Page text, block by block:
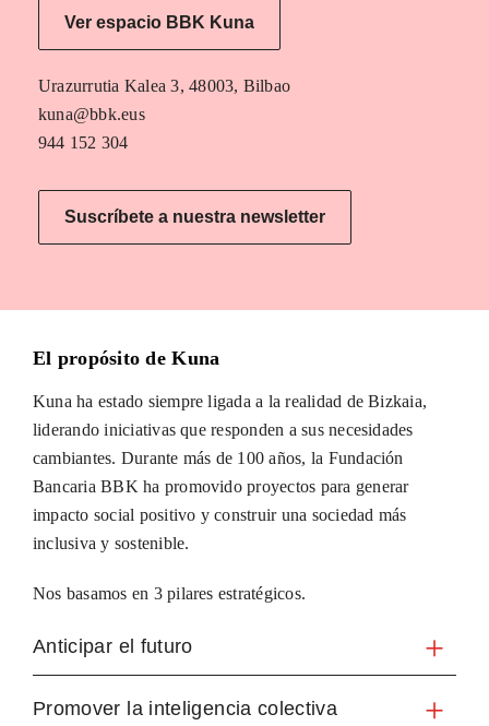
Ver espacio BBK Kuna
Urazurrutia Kalea 3, 48003, Bilbao
kuna@bbk.eus
944 152 304
Suscríbete a nuestra newsletter
El propósito de Kuna
Kuna ha estado siempre ligada a la realidad de Bizkaia,
liderando iniciativas que responden a sus necesidades
cambiantes. Durante más de 100 años, la Fundación
Bancaria BBK ha promovido proyectos para generar
impacto social positivo y construir una sociedad más
inclusiva y sostenible.
Nos basamos en 3 pilares estratégicos.
Anticipar el futuro
Promover la inteligencia colectiva